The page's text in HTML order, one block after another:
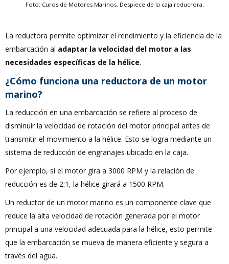
Foto: Curos de Motores Marinos. Despiece de la caja reducrora.
La reductora permite optimizar el rendimiento y la eficiencia de la
embarcación al adaptar la velocidad del motor a las
necesidades específicas de la hélice.
¿Cómo funciona una reductora de un motor
marino?
La reducción en una embarcación se refiere al proceso de
disminuir la velocidad de rotación del motor principal antes de
transmitir el movimiento a la hélice. Esto se logra mediante un
sistema de reducción de engranajes ubicado en la caja.
Por ejemplo, si el motor gira a 3000 RPM y la relación de
reducción es de 2:1, la hélice girará a 1500 RPM.
Un reductor de un motor marino es un componente clave que
reduce la alta velocidad de rotación generada por el motor
principal a una velocidad adecuada para la hélice, esto permite
que la embarcación se mueva de manera eficiente y segura a
través del agua.